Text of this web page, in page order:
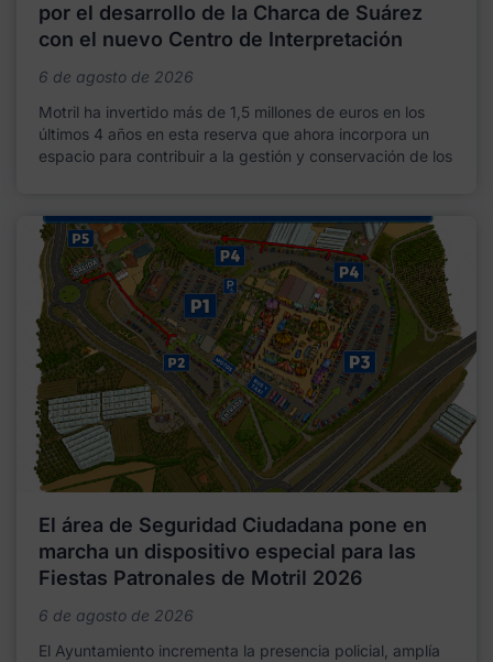
por el desarrollo de la Charca de Suárez
con el nuevo Centro de Interpretación
6 de agosto de 2026
Motril ha invertido más de 1,5 millones de euros en los
últimos 4 años en esta reserva que ahora incorpora un
espacio para contribuir a la gestión y conservación de los
El área de Seguridad Ciudadana pone en
marcha un dispositivo especial para las
Fiestas Patronales de Motril 2026
6 de agosto de 2026
El Ayuntamiento incrementa la presencia policial, amplía